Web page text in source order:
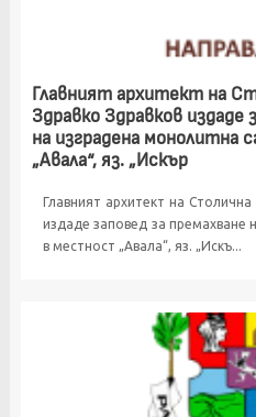
Главният архитект на
Здравко Здравков издаде
на изградена монолитна
„Авала“, яз. „Искър
Главният архитект на
издаде заповед за премахване
в местност „Авала“, яз. „Искъ...